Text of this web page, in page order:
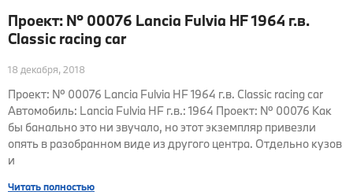
Проект: № 00076 Lancia Fulvia HF 1964 г.в.
Classic racing car
18 декабря, 2018
Проект: № 00076 Lancia Fulvia HF 1964 г.в. Classic racing car
Автомобиль: Lancia Fulvia HF г.в.: 1964 Проект: № 00076 Как
бы банально это ни звучало, но этот экземпляр привезли
опять в разобранном виде из другого центра. Отдельно кузов
и
Читать полностью